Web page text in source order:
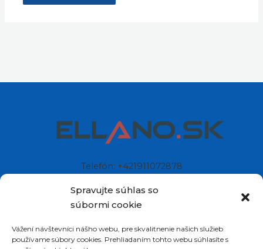
Spravujte súhlas so
súbormi cookie
Vážení návštevníci nášho webu, pre skvalitnenie našich služieb
používame súbory cookies. Prehliadaním tohto webu súhlasíte s
Telefón: +421911072878
Sídlo: Štiavnička 211/49